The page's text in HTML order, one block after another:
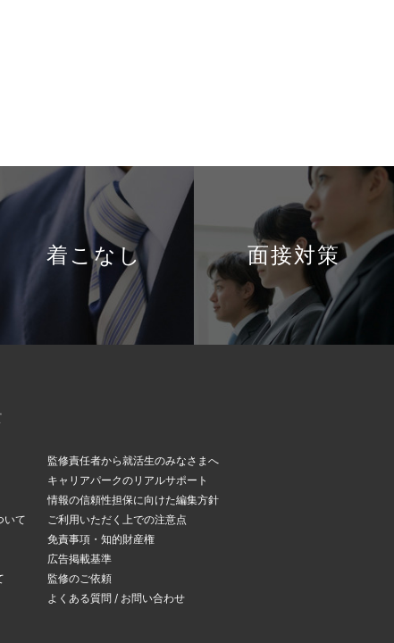
着こなし 面接対策
いて
監修責任者から就活生のみなさまへ
キャリアパークのリアルサポート
情報の信頼性担保に向けた編集方針
ご利用いただく上での注意点
免責事項・知的財産権
広告掲載基準
監修のご依頼
よくある質問 / お問い合わせ